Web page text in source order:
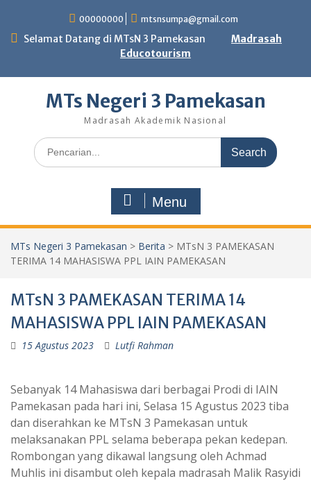
content
00000000 mtsnsumpa@gmail.com
Selamat Datang di MTsN 3 Pamekasan
Madrasah
Educotourism
MTs Negeri 3 Pamekasan
Madrasah Akademik Nasional
Search
for:
Menu
MTs Negeri 3 Pamekasan > Berita > MTsN 3 PAMEKASAN
TERIMA 14 MAHASISWA PPL IAIN PAMEKASAN
MTsN 3 PAMEKASAN TERIMA 14
MAHASISWA PPL IAIN PAMEKASAN
15 Agustus 2023 Lutfi Rahman
Sebanyak 14 Mahasiswa dari berbagai Prodi di IAIN
Pamekasan pada hari ini, Selasa 15 Agustus 2023 tiba
dan diserahkan ke MTsN 3 Pamekasan untuk
melaksanakan PPL selama beberapa pekan kedepan.
Rombongan yang dikawal langsung oleh Achmad
Muhlis ini disambut oleh kepala madrasah Malik Rasyidi